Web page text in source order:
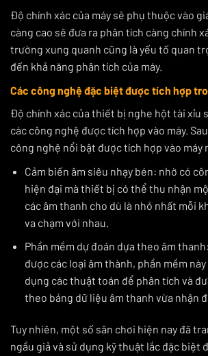
Độ chính xác của máy sẽ phụ thuộc vào
càng cao sẽ đưa ra phân tích càng chính
trường xung quanh cũng là yếu tố quan
đến khả năng phân tích của máy.
Các công nghệ đặc biệt được tích hợp
Độ chính xác của thiết bị nghe hột tài xỉu
các công nghệ được tích hợp vào máy.
công nghệ nổi bật được tích hợp vào máy
Cảm biến âm siêu nhạy bén: nhờ có
hiện đại mà thiết bị có thể thu nhận
các âm thanh cho dù là nhỏ nhất mỗi
va chạm với nhau.
Phần mềm dự đoán dựa theo âm
được các loại âm thành, phần mềm
dụng các thuật toán để phân tích và
theo bảng dữ liệu âm thanh vừa nhận
Tuy nhiên, một số sân chơi hiện nay đã
ngầu giả và sử dụng kỹ thuật lắc đặc biệt